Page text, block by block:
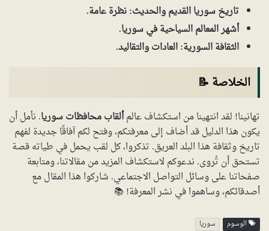
تاريخ سوريا القديم والحديث: نظرة عامة.
أشهر المعالم السياحية في سوريا.
الثقافة السورية: العادات والتقاليد.
الخلاصة 📝
تهانينا! لقد انتهينا من استكشاف عالمألقاب محافظات سوريا. نأمل أن
يكون هذا الدليل قد أضاف إلى معرفتكم، وفتح لكم آفاقًا جديدة لفهم
تاريخ وثقافة هذا البلد العريق. تذكروا، كل لقب يحمل في طياته قصة
تستحق أن تُروى. ندعوكم لاستكشاف المزيد من مقالاتنا، ومتابعة
صفحاتنا على وسائل التواصل الاجتماعي. شاركوا هذا المقال مع
أصدقائكم، وساهموا في نشر المعرفة! 📚
الوسوم سوريا